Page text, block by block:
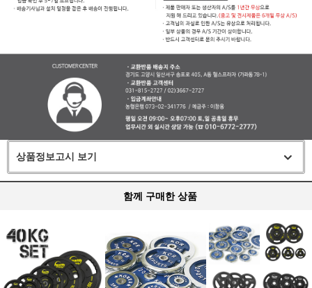
상품정보고시 보기
함께 구매한 상품